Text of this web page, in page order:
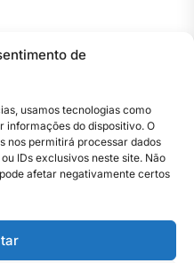
de
usamos tecnologias como
informações do dispositivo. O
nos permitirá processar dados
IDs exclusivos neste site. Não
afetar negativamente certos
Privacidade
–
Jornal
cookiescookiescookies
e
–
reservados. Webmaster